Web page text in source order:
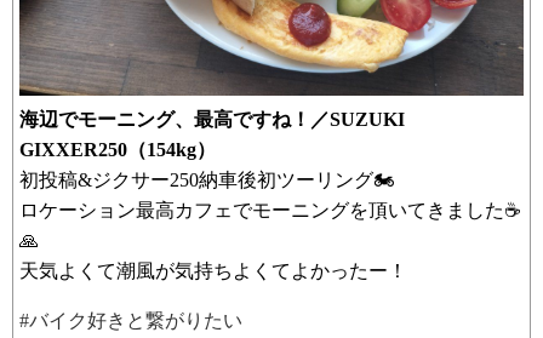
海辺でモーニング、最高ですね！／SUZUKI
GIXXER250（154kg）
初投稿&ジクサー250納車後初ツーリング🏍
ロケーション最高カフェでモーニングを頂いてきました☕
🙏
天気よくて潮風が気持ちよくてよかったー！
#バイク好きと繋がりたい